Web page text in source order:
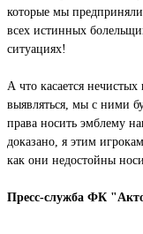
которые мы
всех истинных
ситуациях!
А что касается
выявляться, мы с ними
права носить эмблему
доказано, я этим
как они недостойны
Пресс-служба ФК